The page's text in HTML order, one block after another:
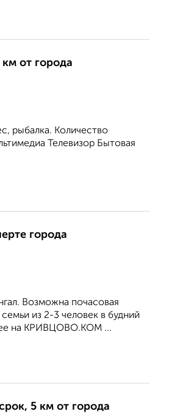
от города
рыбалка. Количество
Телевизор Бытовая
города
Возможна почасовая
из 2-3 человек в будний
на КРИВЦОВО.КОМ ...
5 км от города